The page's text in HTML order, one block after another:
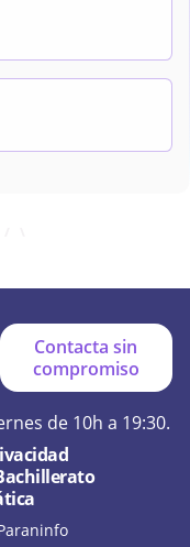
Contacta sin
compromiso
de 10h a 19:30.